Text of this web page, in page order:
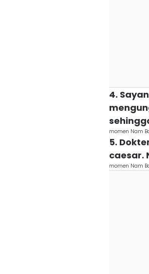
4.
momen Nam
5.
caesar.
momen Nam